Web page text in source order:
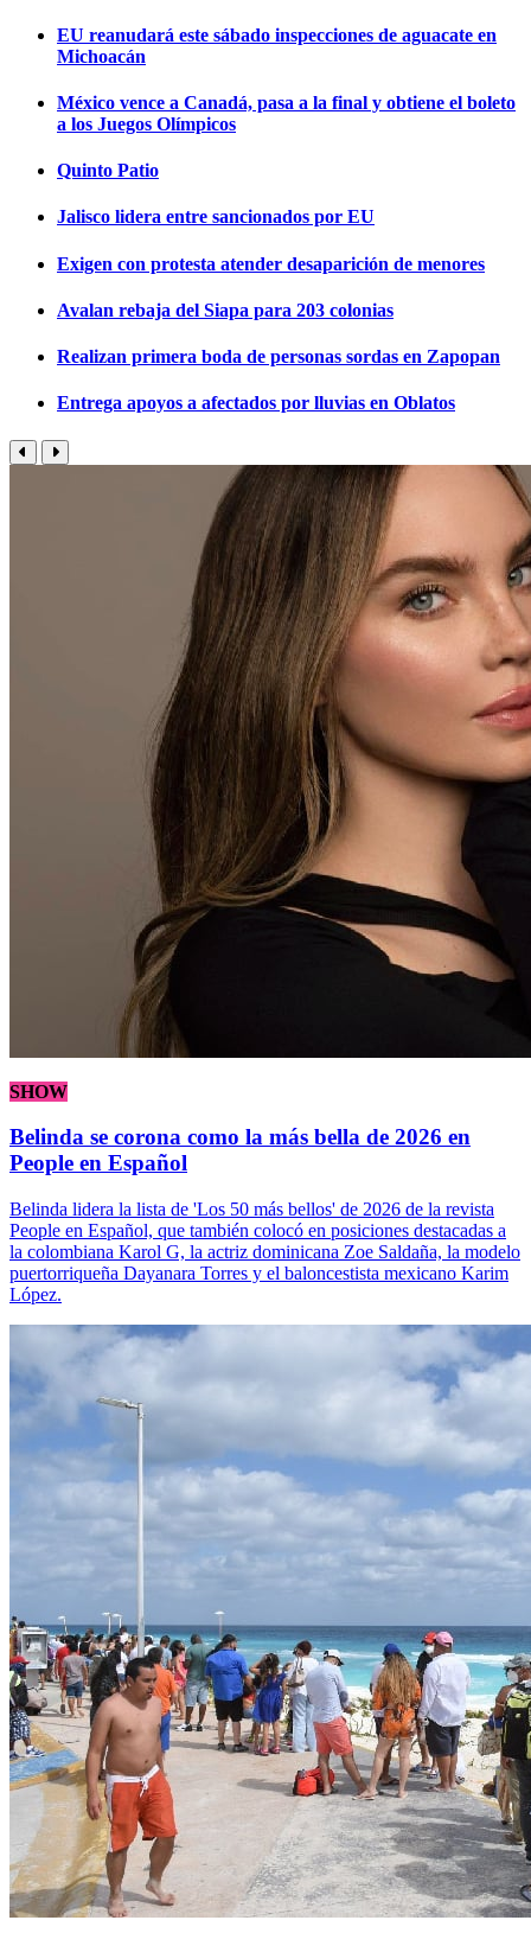
EU reanudará este sábado inspecciones de aguacate en
Michoacán
México vence a Canadá, pasa a la final y obtiene el boleto
a los Juegos Olímpicos
Quinto Patio
Jalisco lidera entre sancionados por EU
Exigen con protesta atender desaparición de menores
Avalan rebaja del Siapa para 203 colonias
Realizan primera boda de personas sordas en Zapopan
Entrega apoyos a afectados por lluvias en Oblatos
SHOW
Belinda se corona como la más bella de 2026 en
People en Español
Belinda lidera la lista de 'Los 50 más bellos' de 2026 de la revista
People en Español, que también colocó en posiciones destacadas a
la colombiana Karol G, la actriz dominicana Zoe Saldaña, la modelo
puertorriqueña Dayanara Torres y el baloncestista mexicano Karim
López.